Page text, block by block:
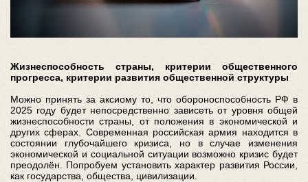
Жизнеспособность страны, критерии общественного
прогресса, критерии развития общественной структуры
Можно принять за аксиому то, что обороноспособность РФ в
2025 году будет непосредственно зависеть от уровня общей
жизнеспособности страны, от положения в экономической и
других сферах. Современная российская армия находится в
состоянии глубочайшего кризиса, но в случае изменения
экономической и социальной ситуации возможно кризис будет
преодолён. Попробуем установить характер развития России,
как государства, общества, цивилизации.